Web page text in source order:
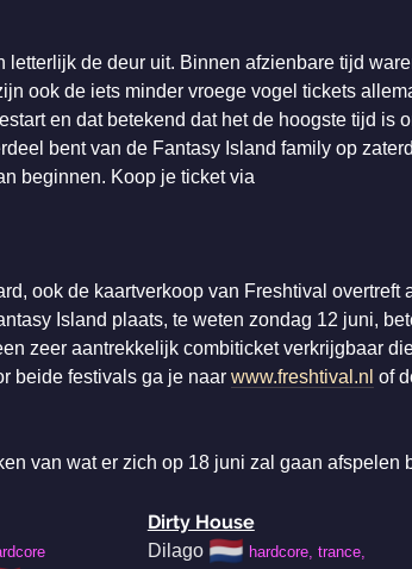
de deur uit. Binnen afzienbare tijd
ook de iets minder vroege vogel tickets
en dat betekend dat het de hoogste tijd is
bent van de Fantasy Island family op
beginnen. Koop je ticket via
ook de kaartverkoop van Freshtival
Island plaats, te weten zondag 12 juni,
zeer aantrekkelijk combiticket verkrijgbaar
beide festivals ga je naar www.freshtival.nl of
van wat er zich op 18 juni zal gaan
Dirty House
Dilago 🇳🇱 hardcore, trance,